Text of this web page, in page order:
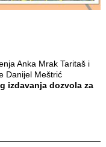
Anka Mrak Taritaš i
Danijel Meštrić
izdavanja dozvola za